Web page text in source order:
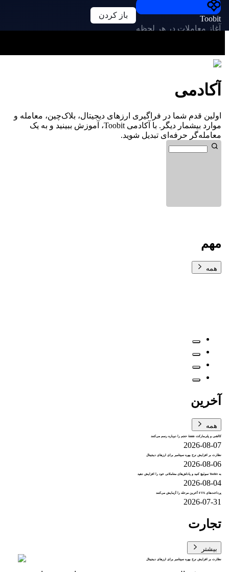
Toobit
آغاز معاملات در هر لحظه
باز کردن
آکادمی
اولین قدم شما در فراگیری ارزهای دیجیتال، بلاک‌چین، معامله و
موارد بیشمار دیگر. با آکادمی Toobit، آموزش ببینید و به یک
معامله‌گر حرفه‌ای تبدیل شوید.
مهم
همه
آخرین
همه
کالشی و پلی‌مارکت نقشهٔ حجم را دوباره رسم می‌کنند
2026-08-07
نظارت بر افزایش نرخ بهره سپتامبر برای ارزهای دیجیتال
2026-08-06
به Toobit سوئیچ کنید و پاداش‌های معاملاتی خود را افزایش دهید
2026-08-04
پرداخت‌های FTX آخرین مرحله را آزمایش می‌کنند
2026-07-31
تجارت
بیشتر
نظارت بر افزایش نرخ بهره سپتامبر برای ارزهای دیجیتال